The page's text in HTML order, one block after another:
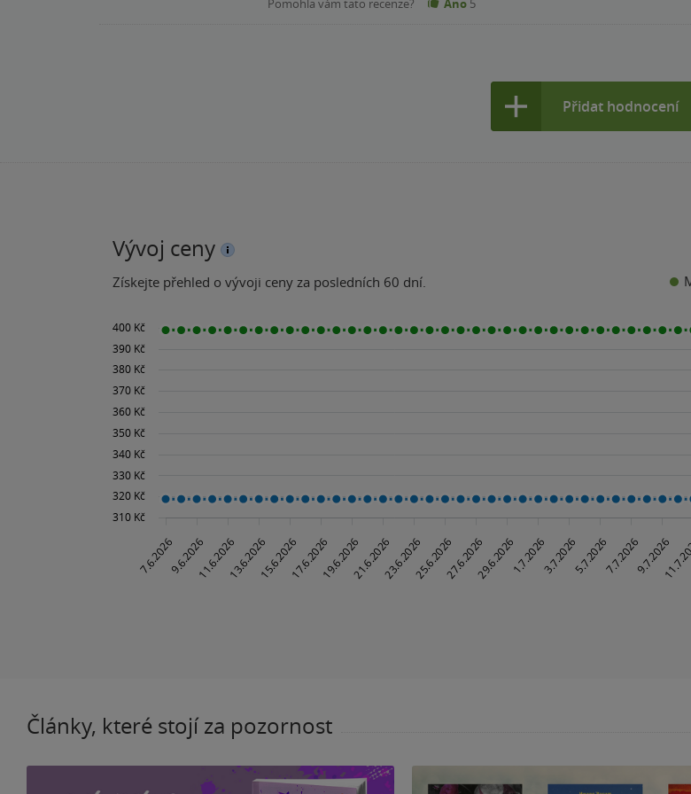
bezduché čtení. Najdou se zde strašidelné momenty, panuje
Pomohla vám tato recenze? Ano 5
Přidat hodnocení
Vývoj ceny
Získejte přehled o vývoji ceny za posledních 60 dní.
Články, které stojí za pozornost